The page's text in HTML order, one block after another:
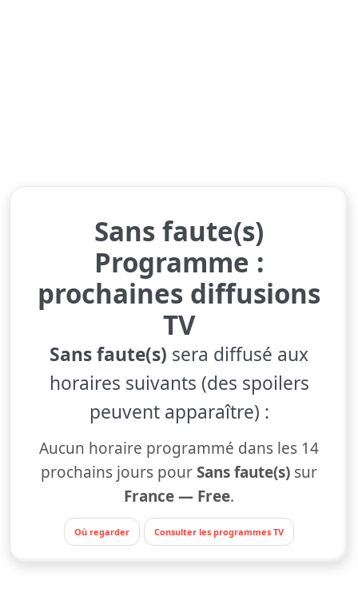
Sans faute(s)
Programme :
prochaines diffusions
TV
Sans faute(s) sera diffusé aux
horaires suivants (des spoilers
peuvent apparaître) :
Aucun horaire programmé dans les 14
prochains jours pour Sans faute(s) sur
France — Free.
Où regarder Consulter les programmes TV